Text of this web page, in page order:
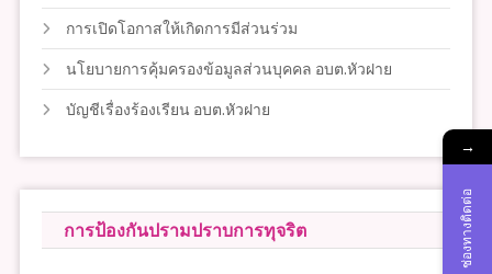
การเปิดโอกาสให้เกิดการมีส่วนร่วม
นโยบายการคุ้มครองข้อมูลส่วนบุคคล อบต.หัวฝาย
บัญชีเรื่องร้องเรียน อบต.หัวฝาย
การป้องกันปรามปราบการทุจริต
→
ช่องทางติดต่อ